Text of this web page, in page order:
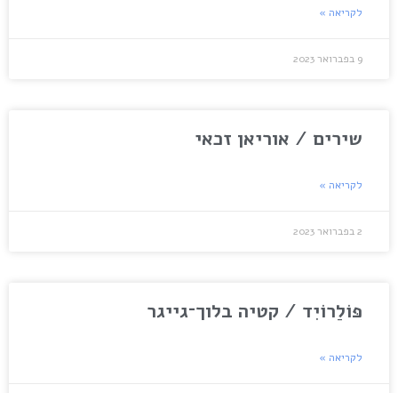
לקריאה »
9 בפברואר 2023
שירים / אוריאן זכאי
לקריאה »
2 בפברואר 2023
פּוֹלַרוֹיִד / קטיה בלוך־גייגר
לקריאה »